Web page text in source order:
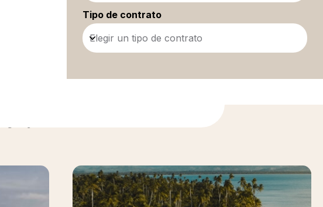
Tipo de contrato
Elegir un tipo de contrato